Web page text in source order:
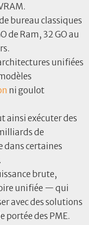
bureau classiques
de Ram, 32 GO au
unifiées
ni goulot
ainsi exécuter des
de
dans certaines
brute,
unifiée — qui
avec des solutions
portée des PME.